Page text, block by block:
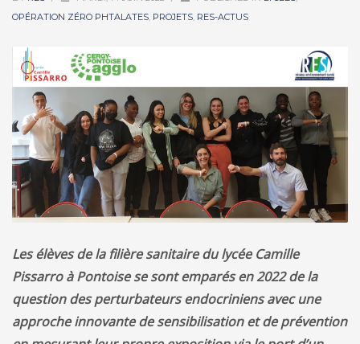
OPÉRATION ZÉRO PHTALATES, PROJETS, RES-ACTUS
Les élèves de la filière sanitaire du lycée Camille
Pissarro à Pontoise se sont emparés en 2022 de la
question des perturbateurs endocriniens avec une
approche innovante de sensibilisation et de prévention